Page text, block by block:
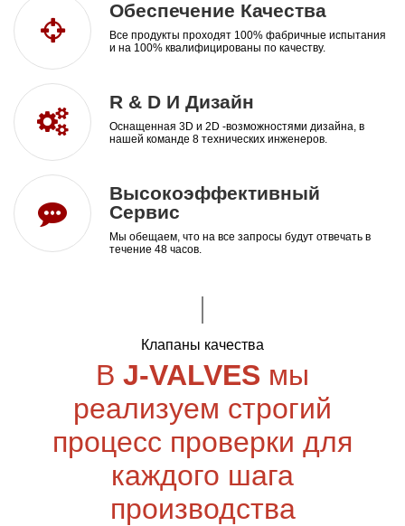
Обеспечение Качества
Все продукты проходят 100% фабричные испытания
и на 100% квалифицированы по качеству.
R & D И Дизайн
Оснащенная 3D и 2D -возможностями дизайна, в
нашей команде 8 технических инженеров.
Высокоэффективный
Сервис
Мы обещаем, что на все запросы будут отвечать в
течение 48 часов.
Клапаны качества
В J-VALVES мы
реализуем строгий
процесс проверки для
каждого шага
производства